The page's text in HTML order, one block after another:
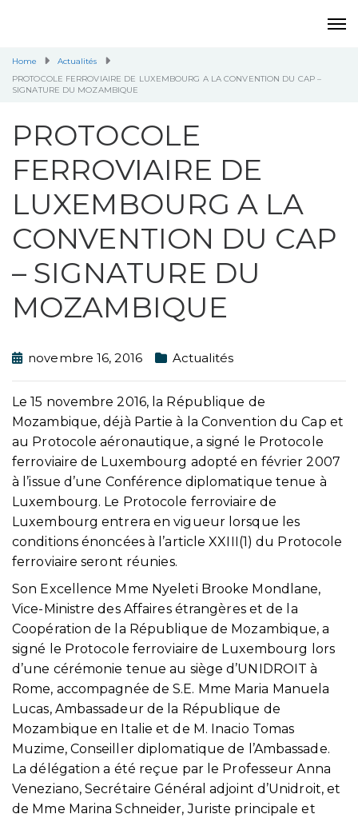
Home
Actualités
PROTOCOLE FERROVIAIRE DE LUXEMBOURG A LA CONVENTION DU CAP –
SIGNATURE DU MOZAMBIQUE
PROTOCOLE
FERROVIAIRE DE
LUXEMBOURG A LA
CONVENTION DU CAP
– SIGNATURE DU
MOZAMBIQUE
novembre 16, 2016 Actualités
Le 15 novembre 2016, la République de
Mozambique, déjà Partie à la Convention du Cap et
au Protocole aéronautique, a signé le Protocole
ferroviaire de Luxembourg adopté en février 2007
à l’issue d’une Conférence diplomatique tenue à
Luxembourg. Le Protocole ferroviaire de
Luxembourg entrera en vigueur lorsque les
conditions énoncées à l’article XXIII(1) du Protocole
ferroviaire seront réunies.
Son Excellence Mme Nyeleti Brooke Mondlane,
Vice-Ministre des Affaires étrangères et de la
Coopération de la République de Mozambique, a
signé le Protocole ferroviaire de Luxembourg lors
d’une cérémonie tenue au siège d’UNIDROIT à
Rome, accompagnée de S.E. Mme Maria Manuela
Lucas, Ambassadeur de la République de
Mozambique en Italie et de M. Inacio Tomas
Muzime, Conseiller diplomatique de l’Ambassade.
La délégation a été reçue par le Professeur Anna
Veneziano, Secrétaire Général adjoint d’Unidroit, et
de Mme Marina Schneider, Juriste principale et